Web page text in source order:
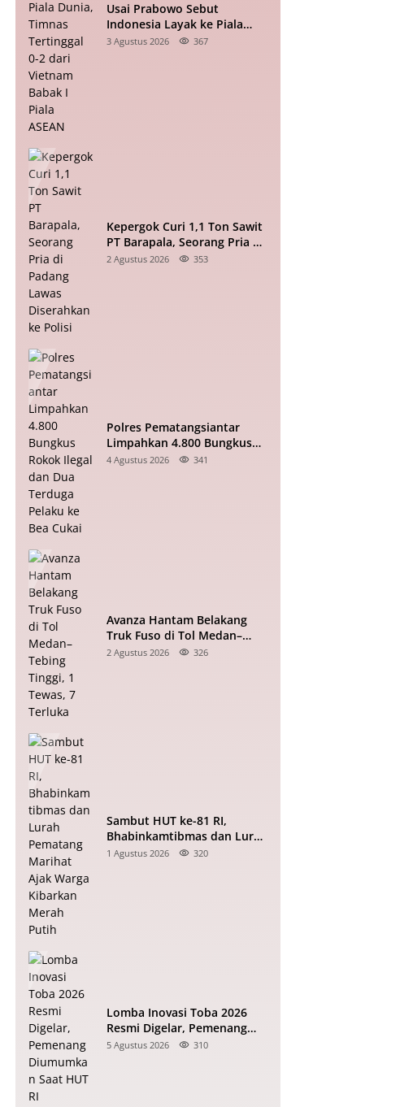
Usai Prabowo Sebut
Indonesia Layak ke Piala
Dunia, Timnas Tertinggal 0-2
3 Agustus 2026 367
Kepergok Curi 1,1 Ton Sawit
PT Barapala, Seorang Pria di
Padang Lawas Diserahkan ke
2 Agustus 2026 353
Polres Pematangsiantar
Limpahkan 4.800 Bungkus
Rokok Ilegal dan Dua
4 Agustus 2026 341
Avanza Hantam Belakang
Truk Fuso di Tol Medan–
Tebing Tinggi, 1 Tewas, 7
2 Agustus 2026 326
Sambut HUT ke-81 RI,
Bhabinkamtibmas dan Lurah
Pematang Marihat Ajak
1 Agustus 2026 320
Lomba Inovasi Toba 2026
Resmi Digelar, Pemenang
Diumumkan Saat HUT RI
5 Agustus 2026 310